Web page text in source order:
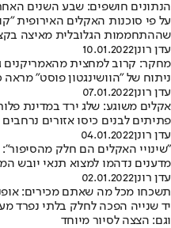
הנתונים חושפים: שבע השנים
שההתחממות הגלובלית מאיצה
עדן רונן10.01.2022
מחקר: קרוב למחצית מהאמריקנים
ניתוח של "הוושינגטון פוסט" מראה כי יותר מ-600 בני אדם קיפחו את חייהם בשיטפונות, שריפות וסופות הקשורות במשבר האקלים בשנה
עדן רונן07.01.2022
אקלים משוגע: שלג ירד במדינת
פתיתים לבנים כיסו אזורים
עדן רונן04.01.2022
"שינויי האקלים הם חלק
מדענים נדהמו למצוא תנאי יובש
עדן רונן02.01.2022
תשכחו מכל מה שאתם מכירים:
יד שנייה הפכה לחלק בלתי נפרד
וגם: הצצה לסיור מיוחד